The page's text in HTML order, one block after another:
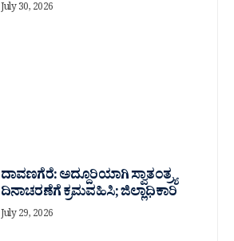
July 30, 2026
ದಾವಣಗೆರೆ: ಅದ್ದೂರಿಯಾಗಿ ಸ್ವಾತಂತ್ರ್ಯ
ದಿನಾಚರಣೆಗೆ ಕ್ರಮವಹಿಸಿ; ಜಿಲ್ಲಾಧಿಕಾರಿ
July 29, 2026